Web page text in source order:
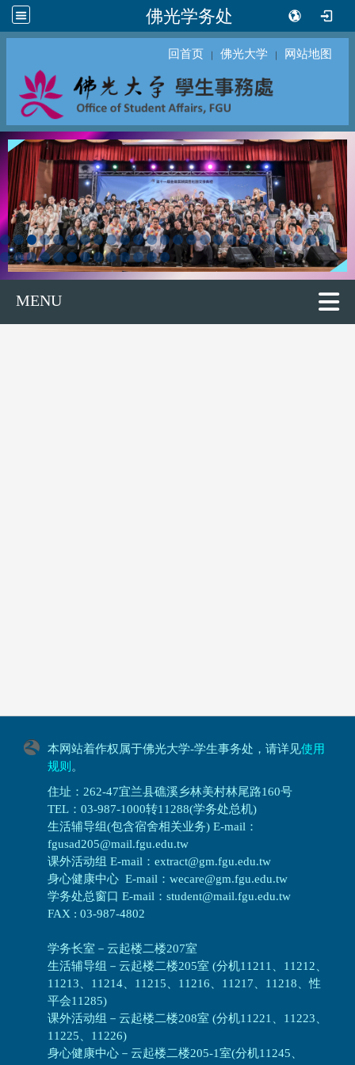
佛光学务处
回首页 ｜ 佛光大学 ｜ 网站地图
MENU
本网站着作权属于佛光大学-学生事务处，请详见使用
规则 。
住址：262-47宜兰县礁溪乡林美村林尾路160号
TEL：03-987-1000转11288(学务处总机)
生活辅导组(包含宿舍相关业务) E-mail：
fgusad205@mail.fgu.edu.tw
课外活动组 E-mail：extract@gm.fgu.edu.tw
身心健康中心 E-mail：wecare@gm.fgu.edu.tw
学务处总窗口 E-mail：student@mail.fgu.edu.tw
FAX : 03-987-4802
学务长室－云起楼二楼207室
生活辅导组 － 云起楼二楼205室 (分机11211、11212、
11213、11214、11215、11216、11217、11218、性
平会11285)
课外活动组 － 云起楼二楼208室 (分机11221、11223、
11225、11226)
身心健康中心 － 云起楼二楼205-1室(分机11245、